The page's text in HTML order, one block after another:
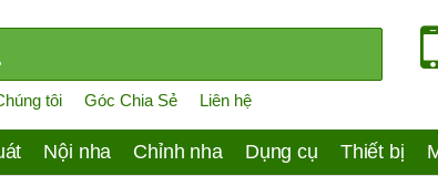
tôi Góc Chia Sẻ Liên hệ
Nội nha Chỉnh nha Dụng cụ Thiết bị